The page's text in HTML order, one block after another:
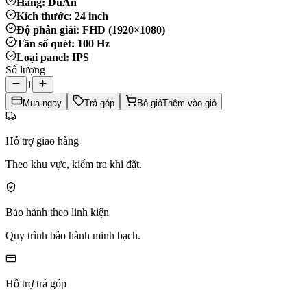
Kích thước: 24 inch
Độ phân giải: FHD (1920×1080)
Tần số quét: 100 Hz
Loại panel: IPS
Số lượng
1
Mua ngay Trả góp Bỏ giỏThêm vào giỏ
Hỗ trợ giao hàng
Theo khu vực, kiểm tra khi đặt.
Bảo hành theo linh kiện
Quy trình bảo hành minh bạch.
Hỗ trợ trả góp